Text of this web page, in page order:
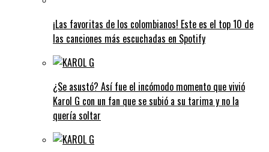
¡Las favoritas de los colombianos! Este es el top 10 de
las canciones más escuchadas en Spotify
¿Se asustó? Así fue el incómodo momento que vivió
Karol G con un fan que se subió a su tarima y no la
quería soltar